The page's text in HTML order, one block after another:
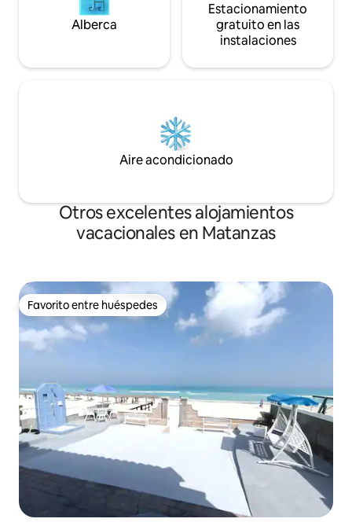
Alberca
Estacionamiento
gratuito en las
instalaciones
Aire acondicionado
Otros excelentes alojamientos
vacacionales en Matanzas
Favorito entre huéspedes
Favorito entre huéspedes